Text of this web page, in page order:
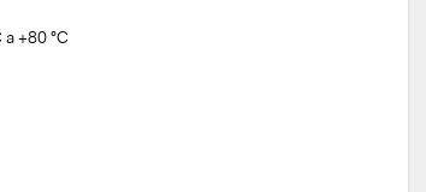
+80 °C